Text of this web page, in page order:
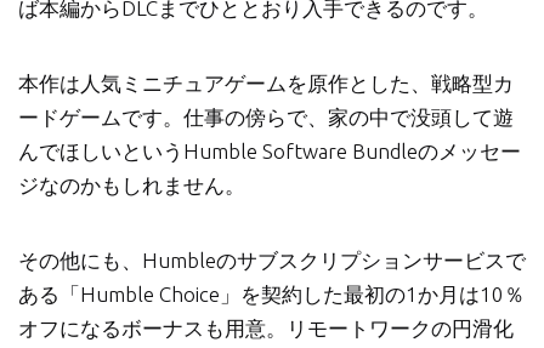
ば本編からDLCまでひととおり入手できるのです。
本作は人気ミニチュアゲームを原作とした、戦略型カ
ードゲームです。仕事の傍らで、家の中で没頭して遊
んでほしいというHumble Software Bundleのメッセー
ジなのかもしれません。
その他にも、Humbleのサブスクリプションサービスで
ある「Humble Choice」を契約した最初の1か月は10％
オフになるボーナスも用意。リモートワークの円滑化